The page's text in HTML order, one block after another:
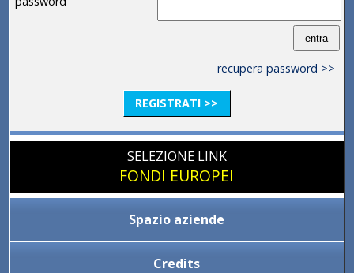
recupera password >>
REGISTRATI >>
SELEZIONE LINK
FONDI EUROPEI
Spazio aziende
Credits